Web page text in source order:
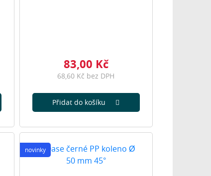
83,00 Kč
68,60 Kč bez DPH
Přidat do košíku
novinky